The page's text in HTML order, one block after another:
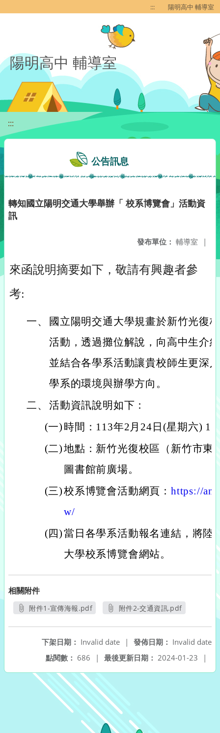
::: 陽明高中 輔導室
陽明高中 輔導室
:::
公告訊息
轉知國立陽明交通大學舉辦「 校系博覽會」活動資
訊
發布單位： 輔導室 |
來函說明摘要如下，敬請有興趣者參
考:
一、
國立陽明交通大學規畫於新竹光復
活動，透過攤位解說，向高中生介
並結合各學系活動讓貴校師生更深
學系的環境與辦學方向。
二、 活動資訊說明如下：
(一) 時間：113年2月24日(星期六)
(二)地點：新竹光復校區（新竹市東
圖書館前廣場。
(三)校系博覽會活動網頁：https://
w/
(四)當日各學系活動報名連結，將陸
大學校系博覽會網站。
相關附件
附件1-宣傳海報.pdf
附件2-交通資訊.pdf
發佈日期： Invalid date
下架日期： Invalid date
|
最後更新日期： 2024-01-23 |
點閱數： 686 |